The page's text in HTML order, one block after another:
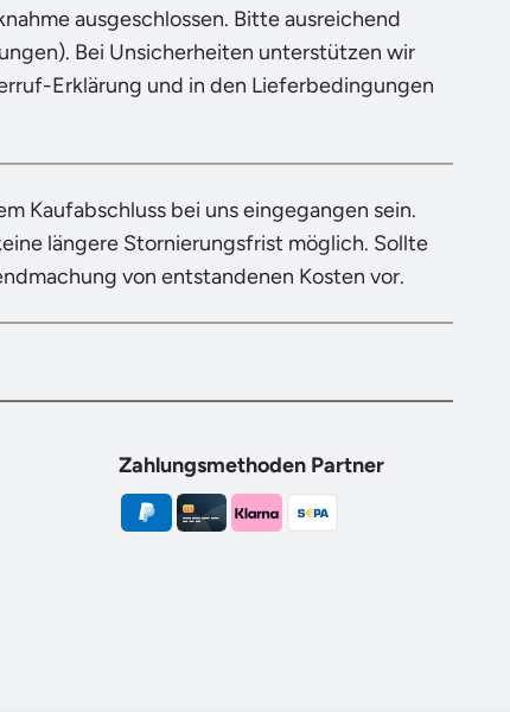
ausgeschlossen. Bitte ausreichend
Bei Unsicherheiten unterstützen wir
Erklärung und in den Lieferbedingungen
Kaufabschluss bei uns eingegangen sein.
längere Stornierungsfrist möglich. Sollte
von entstandenen Kosten vor.
Zahlungsmethoden Partner